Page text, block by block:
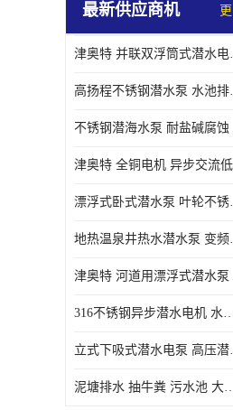
螺旋离心泵
控制柜
最新供应商机
津奥特 并
高扬程不锈
漂浮式卧
地热温泉
316不锈钢异步潜水电机 水冷式 可连续运行
立式下吸式
泥塘排水 抽牛粪 污水池 大口径潜水